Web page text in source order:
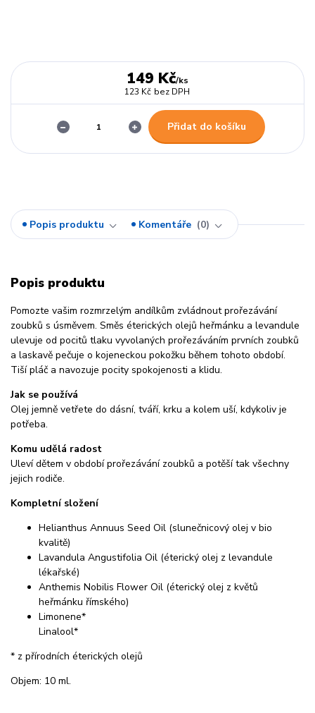
149 Kč/ks
123 Kč bez DPH
Přidat do košíku
Popis produktu Komentáře 0
Popis produktu
Pomozte vašim rozmrzelým andílkům zvládnout prořezávání
zoubků s úsměvem. Směs éterických olejů heřmánku a levandule
ulevuje od pocitů tlaku vyvolaných prořezáváním prvních zoubků
a laskavě pečuje o kojeneckou pokožku během tohoto období.
Tiší pláč a navozuje pocity spokojenosti a klidu.
Jak se používá
Olej jemně vetřete do dásní, tváří, krku a kolem uší, kdykoliv je
potřeba.
Komu udělá radost
Uleví dětem v období prořezávání zoubků a potěší tak všechny
jejich rodiče.
Kompletní složení
Helianthus Annuus Seed Oil (slunečnicový olej v bio
kvalitě)
Lavandula Angustifolia Oil (éterický olej z levandule
lékařské)
Anthemis Nobilis Flower Oil (éterický olej z květů
heřmánku římského)
Limonene*
Linalool*
* z přírodních éterických olejů
Objem: 10 ml.